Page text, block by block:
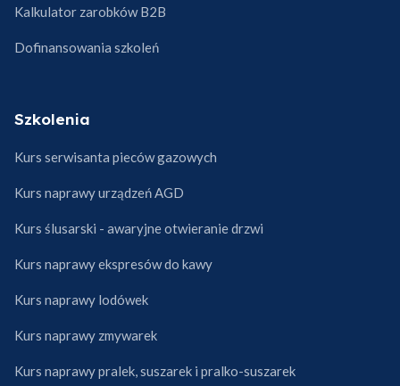
Kalkulator zarobków B2B
Dofinansowania szkoleń
Szkolenia
Kurs serwisanta pieców gazowych
Kurs naprawy urządzeń AGD
Kurs ślusarski - awaryjne otwieranie drzwi
Kurs naprawy ekspresów do kawy
Kurs naprawy lodówek
Kurs naprawy zmywarek
Kurs naprawy pralek, suszarek i pralko-suszarek